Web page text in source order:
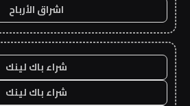
اشراق الأرباح
شراء باك لينك
شراء باك لينك